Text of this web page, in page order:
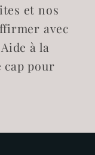
et nos
avec
à la
cap pour